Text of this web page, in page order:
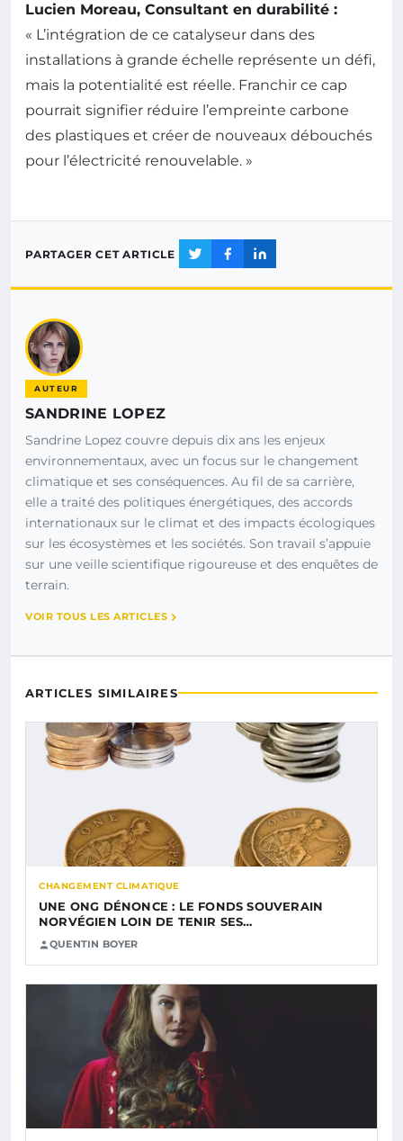
Lucien Moreau, Consultant en durabilité :
« L’intégration de ce catalyseur dans des
installations à grande échelle représente un défi,
mais la potentialité est réelle. Franchir ce cap
pourrait signifier réduire l’empreinte carbone
des plastiques et créer de nouveaux débouchés
pour l’électricité renouvelable. »
PARTAGER CET ARTICLE
AUTEUR
SANDRINE LOPEZ
Sandrine Lopez couvre depuis dix ans les enjeux
environnementaux, avec un focus sur le changement
climatique et ses conséquences. Au fil de sa carrière,
elle a traité des politiques énergétiques, des accords
internationaux sur le climat et des impacts écologiques
sur les écosystèmes et les sociétés. Son travail s’appuie
sur une veille scientifique rigoureuse et des enquêtes de
terrain.
VOIR TOUS LES ARTICLES
ARTICLES SIMILAIRES
CHANGEMENT CLIMATIQUE
UNE ONG DÉNONCE : LE FONDS SOUVERAIN
NORVÉGIEN LOIN DE TENIR SES…
QUENTIN BOYER